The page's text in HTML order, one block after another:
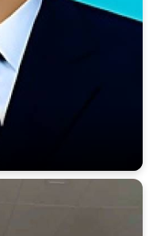
own photo